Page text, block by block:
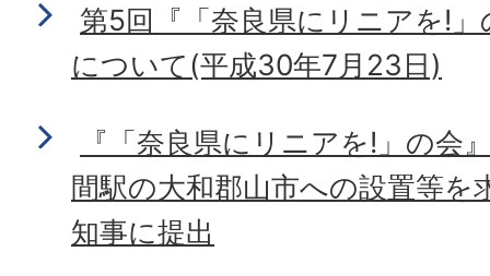
第5回『「奈良県にリニアを!
について(平成30年7月23日)
『「奈良県にリニアを!」の会
間駅の大和郡山市への設置等を
知事に提出